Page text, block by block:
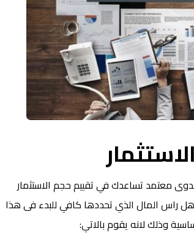
معتمد تساعدك في تقييم حجم الاستثمار
راس المال الذي تحددها كافي للبدء فى هذا
وذلك لانه يقوم بالاتي: